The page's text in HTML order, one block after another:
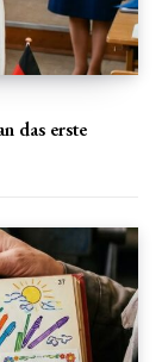
das erste